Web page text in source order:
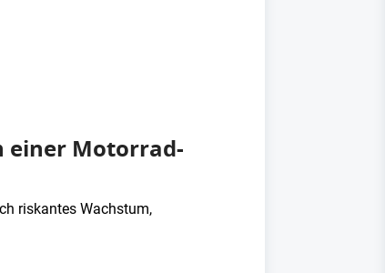
einer Motorrad-
riskantes Wachstum,